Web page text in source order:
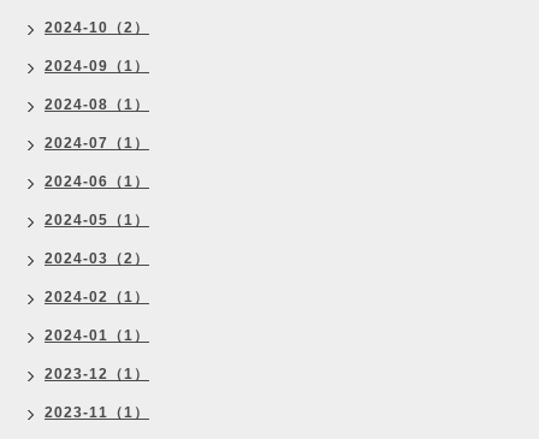
2024-10（2）
2024-09（1）
2024-08（1）
2024-07（1）
2024-06（1）
2024-05（1）
2024-03（2）
2024-02（1）
2024-01（1）
2023-12（1）
2023-11（1）